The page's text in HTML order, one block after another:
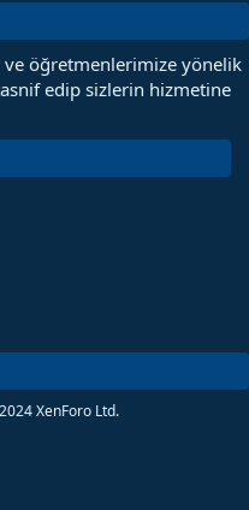
öğretmenlerimize yönelik
edip sizlerin hizmetine
XenForo Ltd.